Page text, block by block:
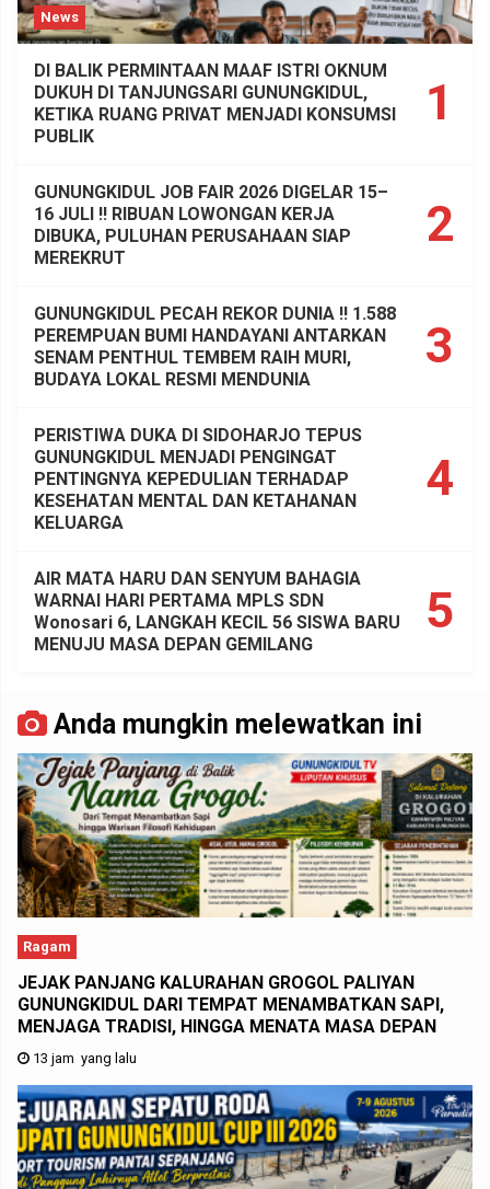
News
1
DI BALIK PERMINTAAN MAAF ISTRI OKNUM
DUKUH DI TANJUNGSARI GUNUNGKIDUL,
KETIKA RUANG PRIVAT MENJADI KONSUMSI
PUBLIK
2
GUNUNGKIDUL JOB FAIR 2026 DIGELAR 15–
16 JULI !! RIBUAN LOWONGAN KERJA
DIBUKA, PULUHAN PERUSAHAAN SIAP
MEREKRUT
3
GUNUNGKIDUL PECAH REKOR DUNIA !! 1.588
PEREMPUAN BUMI HANDAYANI ANTARKAN
SENAM PENTHUL TEMBEM RAIH MURI,
BUDAYA LOKAL RESMI MENDUNIA
4
PERISTIWA DUKA DI SIDOHARJO TEPUS
GUNUNGKIDUL MENJADI PENGINGAT
PENTINGNYA KEPEDULIAN TERHADAP
KESEHATAN MENTAL DAN KETAHANAN
KELUARGA
5
AIR MATA HARU DAN SENYUM BAHAGIA
WARNAI HARI PERTAMA MPLS SDN
Wonosari 6, LANGKAH KECIL 56 SISWA BARU
MENUJU MASA DEPAN GEMILANG
Anda mungkin melewatkan ini
Ragam
JEJAK PANJANG KALURAHAN GROGOL PALIYAN
GUNUNGKIDUL DARI TEMPAT MENAMBATKAN SAPI,
MENJAGA TRADISI, HINGGA MENATA MASA DEPAN
13 jam yang lalu